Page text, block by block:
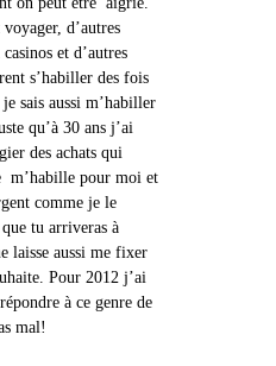
d’autres
et d’autres
s’habiller des fois
sais aussi m’habiller
qu’à 30 ans j’ai
des achats qui
m’habille pour moi et
comme je le
que tu arriveras à
laisse aussi me fixer
Pour 2012 j’ai
à ce genre de
mal!